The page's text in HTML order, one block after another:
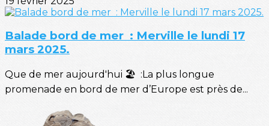
Balade bord de mer : Merville le lundi 17
mars 2025.
Que de mer aujourd'hui 🏖️ :La plus longue
promenade en bord de mer d’Europe est près de...